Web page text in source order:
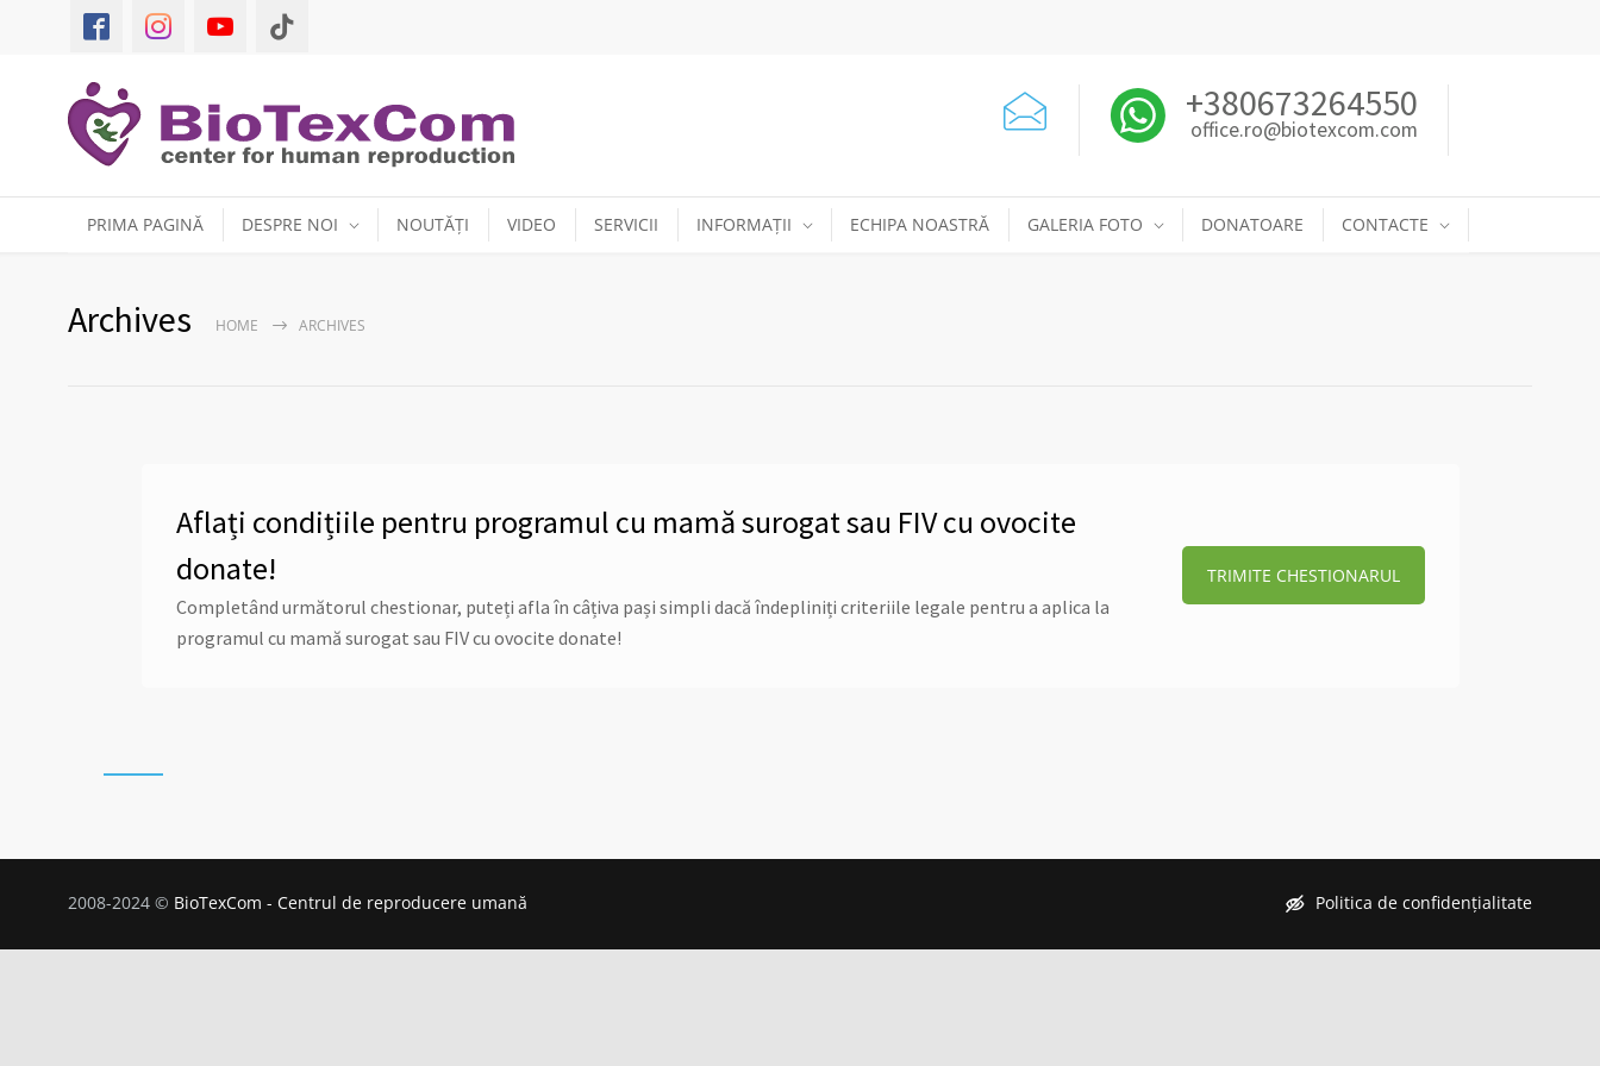
+380673264550
office.ro@biotexcom.com
PRIMA PAGINĂ DESPRE NOI NOUTĂȚI VIDEO SERVICII INFORMAȚII ECHIPA NOASTRĂ GALERIA FOTO DONATOARE CONTACTE
Archives HOME ARCHIVES
Aflați condițiile pentru programul cu mamă surogat sau FIV cu ovocite
donate!
Completând următorul chestionar, puteți afla în câțiva pași simpli dacă îndepliniți criteriile legale pentru a aplica la
programul cu mamă surogat sau FIV cu ovocite donate!
TRIMITE CHESTIONARUL
2008-2024 © BioTexCom - Centrul de reproducere umană Politica de confidențialitate